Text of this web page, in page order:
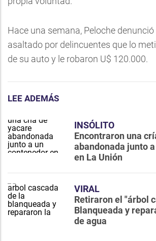
Hace una semana, Peloche
asaltado por delincuentes que lo
de su auto y le robaron U$ 120.000.
LEE ADEMÁS
INSÓLITO
Encontraron una
abandonada junto
en La Unión
VIRAL
Retiraron el "árbol
Blanqueada y
de agua